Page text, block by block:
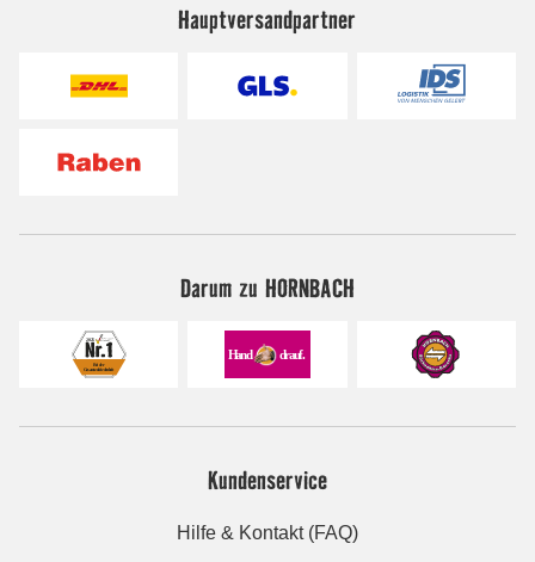
Hauptversandpartner
Darum zu HORNBACH
Kundenservice
Hilfe & Kontakt (FAQ)